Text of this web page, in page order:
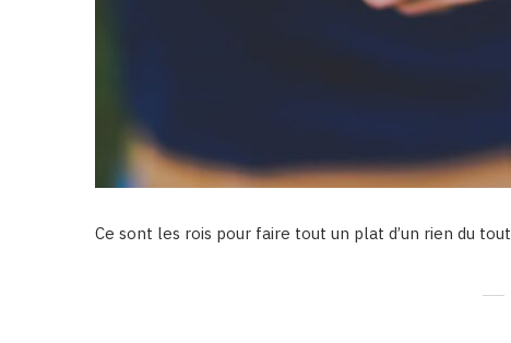
Ce sont les rois pour faire tout un plat d’un rien du tout